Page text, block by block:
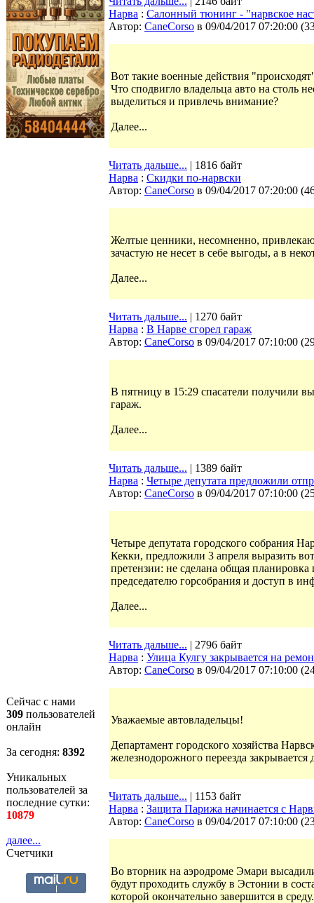
Сейчас с нами
309 пользователей
онлайн
За сегодня: 8392
Уникальных
пользователей за
последние сутки:
10879
далее...
Счетчики
Нарва : Салонный тюнинг - "нарвское
Автор: CaneCorso в 09/04/2017 07:20:00 (
Вот такие военные действия
Что сподвигло владельца авто на столь
выделиться и привлечь внимание?
Далее...
Читать дальше... | 1816 байт
Нарва : Скидки по-нарвски
Автор: CaneCorso в 09/04/2017 07:20:00 (
Желтые ценники, несомненно,
зачастую не несет в себе выгоды, а в
Далее...
Читать дальше... | 1270 байт
Нарва : В Нарве сгорел гараж
Автор: CaneCorso в 09/04/2017 07:10:00 (
В пятницу в 15:29 спасатели получили
гараж.
Далее...
Читать дальше... | 1389 байт
Нарва : Четыре депутата предложили
Автор: CaneCorso в 09/04/2017 07:10:00 (
Четыре депутата городского собрания
Кекки, предложили 3 апреля выразить
претензии: не сделана общая
председателю горсобрания и доступ в
Далее...
Читать дальше... | 2796 байт
Нарва : Улица Кулгу закрывается на
Автор: CaneCorso в 09/04/2017 07:10:00 (
Уважаемые автовладельцы!
Департамент городского хозяйства
железнодорожного переезда
Читать дальше... | 1153 байт
Нарва : Защита Парижа начинается с
Автор: CaneCorso в 09/04/2017 07:10:00 (
Во вторник на аэродроме Эмари
будут проходить службу в Эстонии в
которой окончательно завершится в среду.